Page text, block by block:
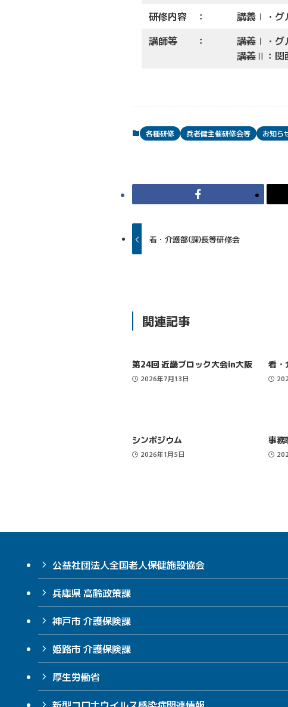
研修内容 ：
講義Ⅰ・グ
講師等 ：
講義Ⅰ・グ
講義Ⅱ：関
各種研修 兵老健主催研修会等 お知ら
看・介護部(課)長等研修会
関連記事
第24回 近畿ブロック大会in大阪
2026年7月13日
看・
シンポジウム
2026年1月5日
事務
公益社団法人全国老人保健施設協会
兵庫県 高齢政策課
神戸市 介護保険課
姫路市 介護保険課
厚生労働省